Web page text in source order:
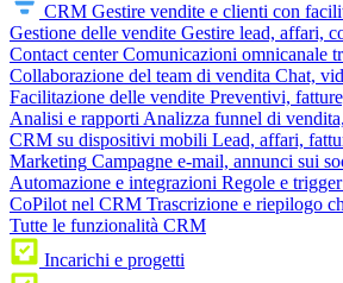
CRM Gestire vendite e clienti con
Gestione delle vendite Gestire lead, affari,
Contact center Comunicazioni omnicanale
Collaborazione del team di vendita Chat,
Facilitazione delle vendite Preventivi,
Analisi e rapporti Analizza funnel di
CRM su dispositivi mobili Lead, affari,
Marketing Campagne e-mail, annunci sui
Automazione e integrazioni Regole e
CoPilot nel CRM Trascrizione e riepilogo
Tutte le funzionalità CRM
Incarichi e progetti